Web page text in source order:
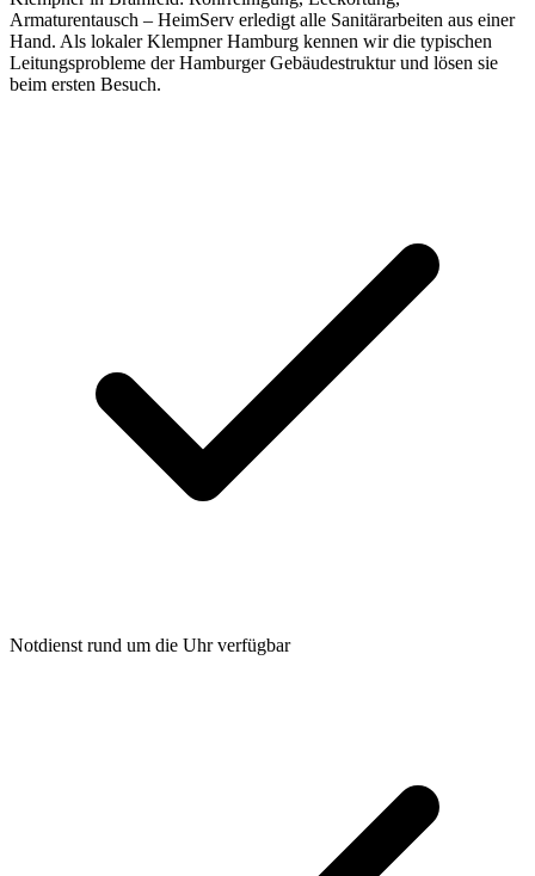
Armaturentausch – HeimServ erledigt alle Sanitärarbeiten aus einer
Hand. Als lokaler Klempner Hamburg kennen wir die typischen
Leitungsprobleme der Hamburger Gebäudestruktur und lösen sie
beim ersten Besuch.
Notdienst rund um die Uhr verfügbar